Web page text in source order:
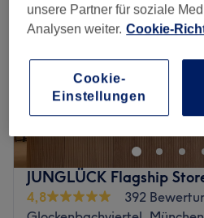
Freitag
Samstag
In München bietet dir Skincare
persönlichem Ambiente, eine
abgestimmt sind. Iris Kuzman
sensible, irritierte Haut, sowie
Couperose/Rosazea.
Für Alle die in diesem "Kosmetik-
JUNGLÜCK Flagship
4,8
392
unsere Partner für soziale
Analysen weiter. Cookie-
Cookie-
Einstellungen